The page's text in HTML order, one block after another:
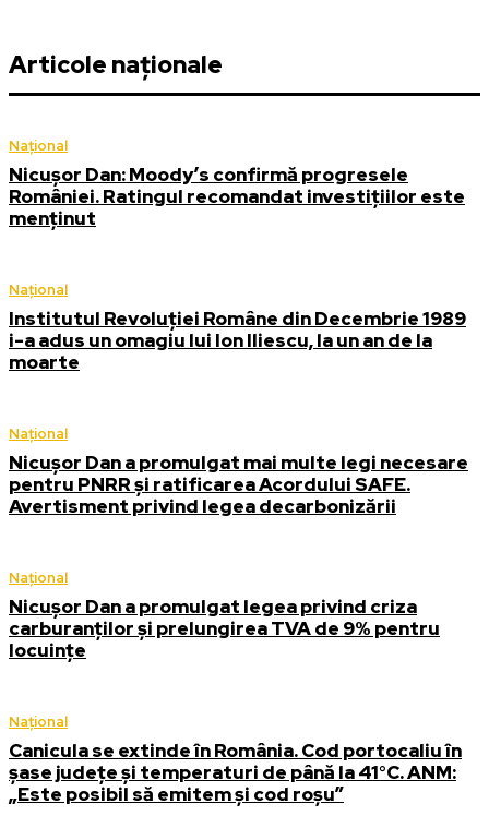
Articole naționale
Național
Nicușor Dan: Moody’s confirmă progresele
României. Ratingul recomandat investițiilor este
menținut
Național
Institutul Revoluției Române din Decembrie 1989
i-a adus un omagiu lui Ion Iliescu, la un an de la
moarte
Național
Nicușor Dan a promulgat mai multe legi necesare
pentru PNRR și ratificarea Acordului SAFE.
Avertisment privind legea decarbonizării
Național
Nicușor Dan a promulgat legea privind criza
carburanților și prelungirea TVA de 9% pentru
locuințe
Național
Canicula se extinde în România. Cod portocaliu în
șase județe și temperaturi de până la 41°C. ANM:
„Este posibil să emitem și cod roșu”